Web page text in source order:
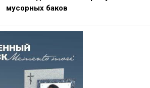
мусорных баков